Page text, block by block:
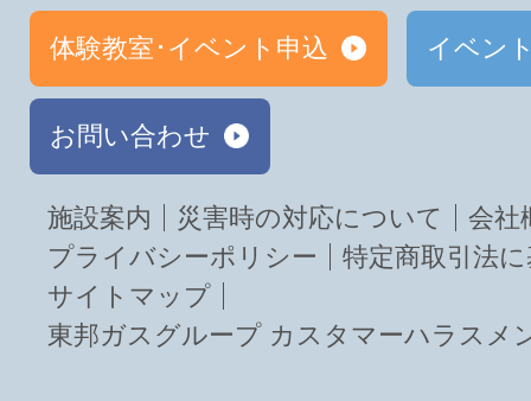
体験教室･イベント申込 イベン
お問い合わせ
施設案内 災害時の対応について
会社
プライバシーポリシー
特定商取引法
サイトマップ
東邦ガスグループ カスタマーハラスメ